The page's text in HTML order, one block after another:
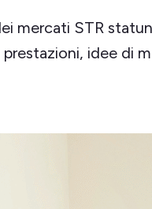
mercati STR
prestazioni, idee di